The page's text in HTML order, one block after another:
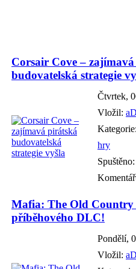
Corsair Cove –
budovatelská strategie
Čtvrtek,
Vložil:
Kategorie:
hry
Mafia: The Old Country
příběhového DLC!
Pondělí,
Vložil: